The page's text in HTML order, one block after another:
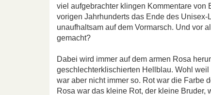
viel aufgebrachter klingen Kommentare von
vorigen Jahrhunderts das Ende des
unaufhaltsam auf dem Vormarsch. Und vor
gemacht?
Dabei wird immer auf dem armen Rosa
geschlechterklischierten Hellblau. Wohl
war aber nicht immer so. Rot war die Farbe
Rosa war das kleine Rot, der kleine